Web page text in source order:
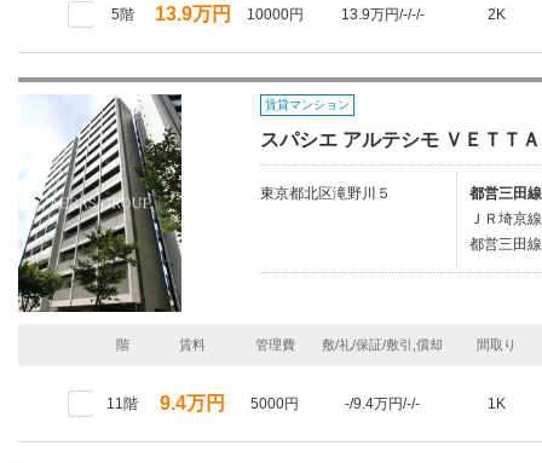
5階 13.9万円 10000円 13.9万円/-/-/- 2K
賃貸マンション
スパシエ アルテシモ ＶＥＴＴＡ
東京都北区滝野川５
都営三田
ＪＲ埼京
都営三田
階 賃料 管理費 敷/礼/保証/敷引,償却 間取り
11階 9.4万円 5000円 -/9.4万円/-/- 1K